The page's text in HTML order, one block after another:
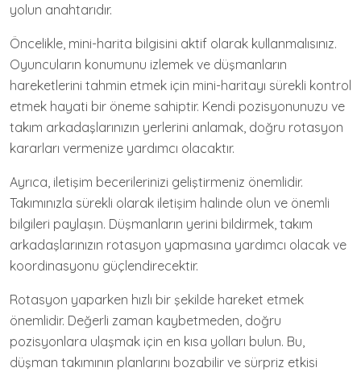
yolun anahtarıdır.
Öncelikle, mini-harita bilgisini aktif olarak kullanmalısınız.
Oyuncuların konumunu izlemek ve düşmanların
hareketlerini tahmin etmek için mini-haritayı sürekli kontrol
etmek hayati bir öneme sahiptir. Kendi pozisyonunuzu ve
takım arkadaşlarınızın yerlerini anlamak, doğru rotasyon
kararları vermenize yardımcı olacaktır.
Ayrıca, iletişim becerilerinizi geliştirmeniz önemlidir.
Takımınızla sürekli olarak iletişim halinde olun ve önemli
bilgileri paylaşın. Düşmanların yerini bildirmek, takım
arkadaşlarınızın rotasyon yapmasına yardımcı olacak ve
koordinasyonu güçlendirecektir.
Rotasyon yaparken hızlı bir şekilde hareket etmek
önemlidir. Değerli zaman kaybetmeden, doğru
pozisyonlara ulaşmak için en kısa yolları bulun. Bu,
düşman takımının planlarını bozabilir ve sürpriz etkisi